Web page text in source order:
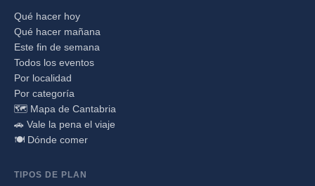
Qué hacer hoy
Qué hacer mañana
Este fin de semana
Todos los eventos
Por localidad
Por categoría
🗺️ Mapa de Cantabria
🚗 Vale la pena el viaje
🍽️ Dónde comer
TIPOS DE PLAN